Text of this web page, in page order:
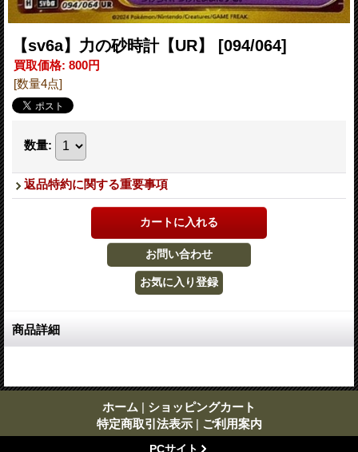
【sv6a】力の砂時計【UR】 [094/064]
買取価格: 800円
[数量4点]
数量:
返品特約に関する重要事項
商品詳細
ホーム | ショッピングカート
特定商取引法表示 | ご利用案内
PCサイト